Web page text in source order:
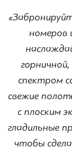
номеров
спектром
свежие
с плоским
гладильные
чтобы